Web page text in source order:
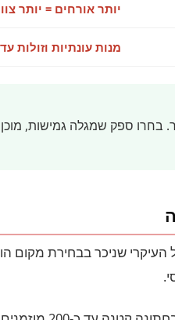
יותר אורחים = יותר
מנות עונתיות וזולות
בחרו ספק שמגלה גמישות,
שניכר בבחירת מקום